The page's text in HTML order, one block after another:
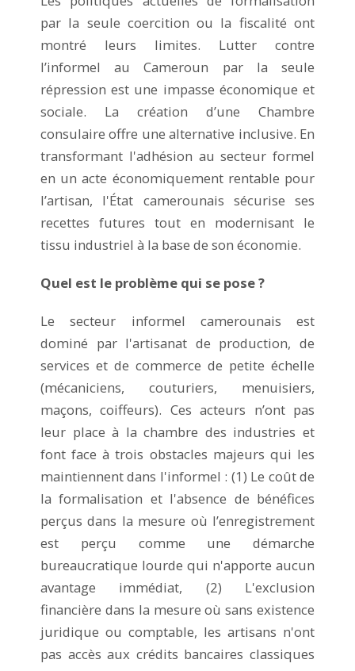
par la seule coercition ou la fiscalité ont
montré leurs limites. Lutter contre
l’informel au Cameroun par la seule
répression est une impasse économique et
sociale. La création d’une Chambre
consulaire offre une alternative inclusive. En
transformant l'adhésion au secteur formel
en un acte économiquement rentable pour
l’artisan, l'État camerounais sécurise ses
recettes futures tout en modernisant le
tissu industriel à la base de son économie.
Quel est le problème qui se pose ?
Le secteur informel camerounais est
dominé par l'artisanat de production, de
services et de commerce de petite échelle
(mécaniciens, couturiers, menuisiers,
maçons, coiffeurs). Ces acteurs n’ont pas
leur place à la chambre des industries et
font face à trois obstacles majeurs qui les
maintiennent dans l'informel : (1) Le coût de
la formalisation et l'absence de bénéfices
perçus dans la mesure où l’enregistrement
est perçu comme une démarche
bureaucratique lourde qui n'apporte aucun
avantage immédiat, (2) L'exclusion
financière dans la mesure où sans existence
juridique ou comptable, les artisans n'ont
pas accès aux crédits bancaires classiques